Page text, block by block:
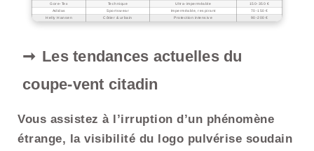
Gore-Tex
Technique Ultra-imperméable
150-350 €
Adidas
Sportswear Imperméable, respirant
70-150 €
Helly Hansen
Côtier & urbain Protection intensive 90-200 €
Les tendances actuelles du
coupe-vent citadin
Vous assistez à l’irruption d’un phénomène
étrange, la visibilité du logo pulvérise soudain